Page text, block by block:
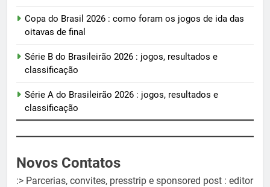
Copa do Brasil 2026 : como foram os jogos de ida das
oitavas de final
Série B do Brasileirão 2026 : jogos, resultados e
classificação
Série A do Brasileirão 2026 : jogos, resultados e
classificação
Novos Contatos
:> Parcerias, convites, presstrip e sponsored post : editor